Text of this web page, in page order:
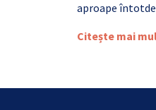
aproape
Citește mai